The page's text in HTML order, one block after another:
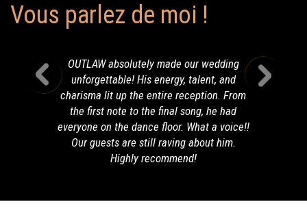
Vous parlez de moi !
OUTLAW absolutely made our wedding
unforgettable! His energy, talent, and
charisma lit up the entire reception. From
the first note to the final song, he had
everyone on the dance floor. What a voice!!
Our guests are still raving about him.
Highly recommend!